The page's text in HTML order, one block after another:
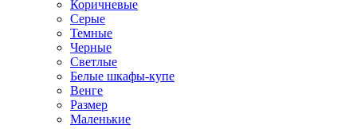
Коричневые
Серые
Темные
Черные
Светлые
Белые шкафы-купе
Венге
Размер
Маленькие